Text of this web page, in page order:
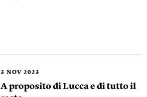
3 NOV 2023
A proposito di Lucca e di tutto il